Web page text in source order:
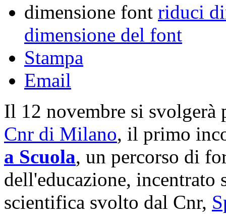
dimensione font riduci
dimensione del font
Stampa
Email
Il 12 novembre si svolgerà
Cnr di Milano, il primo
a Scuola, un percorso di
dell'educazione,
scientifica svolto dal Cnr,